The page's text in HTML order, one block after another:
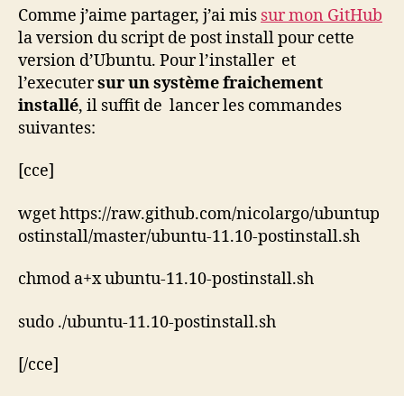
Comme j’aime partager, j’ai mis sur mon GitHub
la version du script de post install pour cette
version d’Ubuntu. Pour l’installer et
l’executersur un système fraichement
installé, il suffit de lancer les commandes
suivantes:
[cce]
wget https://raw.github.com/nicolargo/ubuntup
ostinstall/master/ubuntu-11.10-postinstall.sh
chmod a+x ubuntu-11.10-postinstall.sh
sudo ./ubuntu-11.10-postinstall.sh
[/cce]